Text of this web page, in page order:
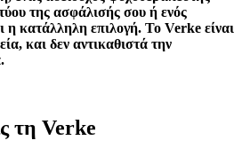
της ασφάλισής σου ή ενός
η κατάλληλη επιλογή. Το Verke είναι
και δεν αντικαθιστά την
τη Verke